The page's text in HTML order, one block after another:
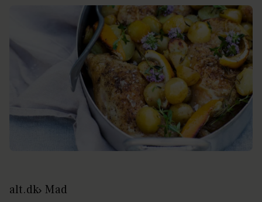
alt.dk Mad